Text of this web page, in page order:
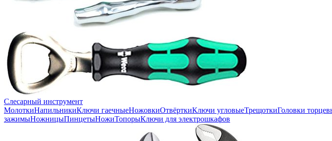
Слесарный инструмент
МолоткиНапильникиКлючи гаечныеНожовкиОтвёрткиКлючи угловыеТрещоткиГоловки
зажимыНожницыПинцетыНожиТопорыКлючи для электрошкафов